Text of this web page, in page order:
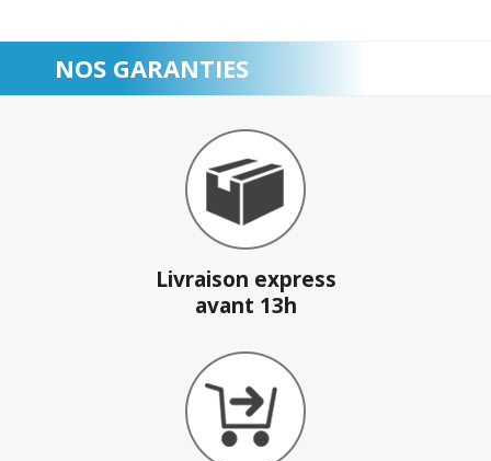
NOS GARANTIES
Livraison express
avant 13h